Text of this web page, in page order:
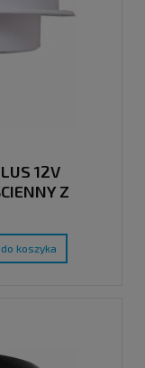
12V
Z
do koszyka